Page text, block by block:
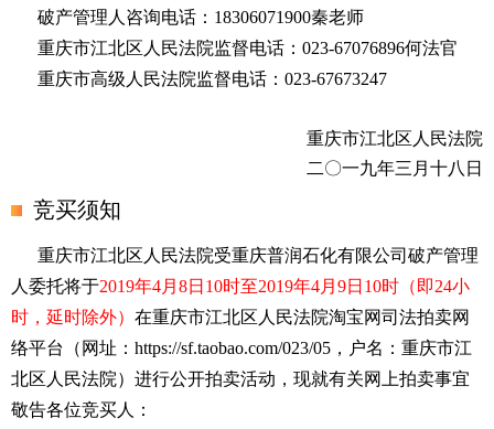
破产管理人咨询电话： 18306071900秦老师
重庆市江北区人民法院监督电话： 023-67076896何法官
重庆市高级人民法院监督电话： 023-67673247
重庆市江北区人民法院
二〇一九年三月 十八 日
竞买须知
重庆市江北区人民法院受重庆普润石化有限公司破产管理
人委托将于2019年4月8日 10时至2019年4月9日 10时（即24小
时，延时除外） 在重庆市江北区人民法院淘宝网司法拍卖网
络平台（网址： https://sf.taobao.com/023/05，户名：重庆市江
北区人民法院）进行公开拍卖活动，现就有关网上拍卖事宜
敬告各位竞买人：